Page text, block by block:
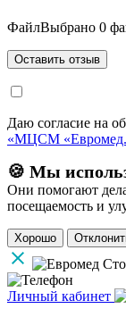
ФайлВыбрано 0
Даю согласие на
«МЦСМ «Евромед.
🍪 Мы
Они помогают
посещаемость и
Хорошо
Личный кабинет